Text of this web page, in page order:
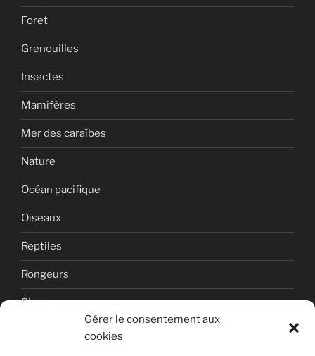
Gérer le consentement aux
cookies
Foret
Grenouilles
Insectes
Mamifères
Mer des caraïbes
Nature
Océan pacifique
Oiseaux
Reptiles
Rongeurs
Singes